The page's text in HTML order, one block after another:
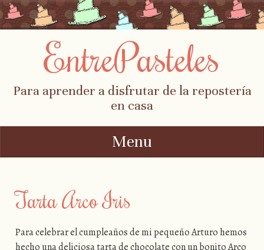
EntrePasteles
Para aprender a disfrutar de la repostería
en casa
Menu
Tarta Arco Iris
Para celebrar el cumpleaños de mi pequeño Arturo hemos
hecho una deliciosa tarta de chocolate con un bonito Arco